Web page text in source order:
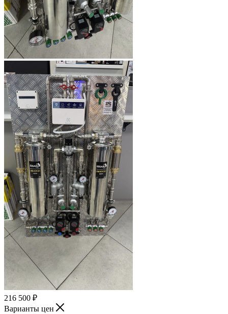
216 500 ₽
Варианты цен